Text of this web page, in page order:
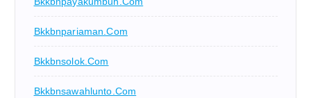
Bkkbnpariaman.com
Bkkbnsolok.com
Bkkbnsawahlunto.com